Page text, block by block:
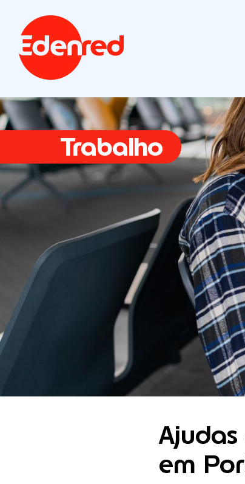
Trabalho
em